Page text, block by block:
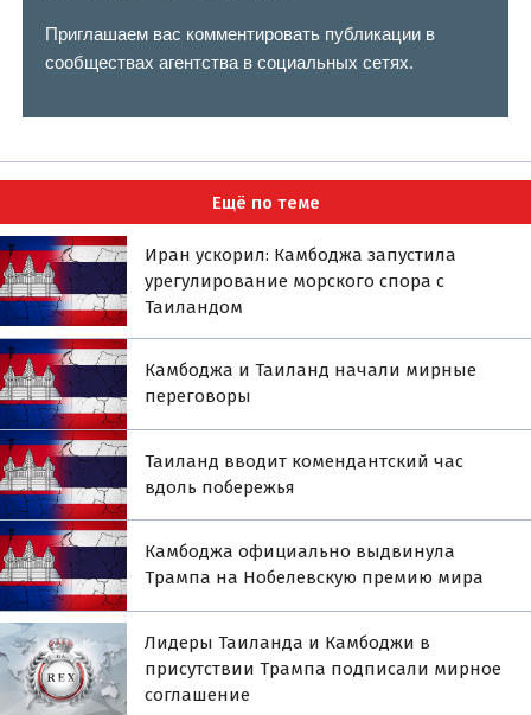
Приглашаем вас комментировать публикации в
сообществах агентства в социальных сетях.
Ещё по теме
Иран ускорил: Камбоджа запустила
урегулирование морского спора с
Таиландом
Камбоджа и Таиланд начали мирные
переговоры
Таиланд вводит комендантский час
вдоль побережья
Камбоджа официально выдвинула
Трампа на Нобелевскую премию мира
Лидеры Таиланда и Камбоджи в
присутствии Трампа подписали мирное
соглашение